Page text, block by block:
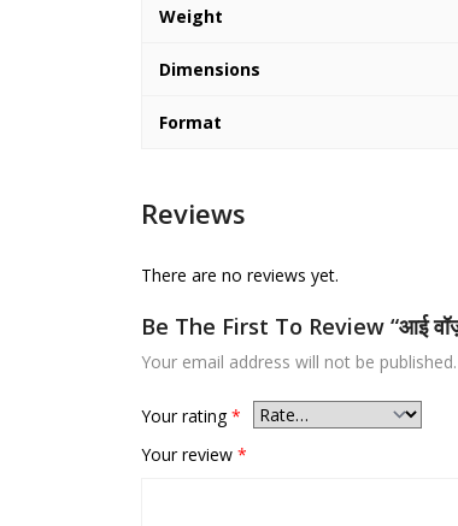
Weight
Dimensions
Format
Reviews
There are no reviews yet.
Be The First To Review “आई
Your email address will not be published.
Your rating*
Your review *